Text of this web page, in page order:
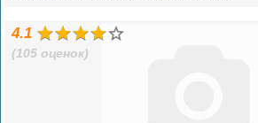
4.1
(105 оценок)